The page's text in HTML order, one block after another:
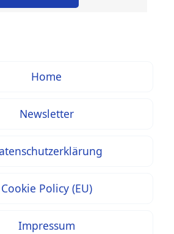
Home
Newsletter
Cookie Policy (EU)
Impressum